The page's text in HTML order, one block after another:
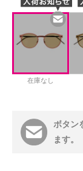
在庫なし
ボタン
ます。